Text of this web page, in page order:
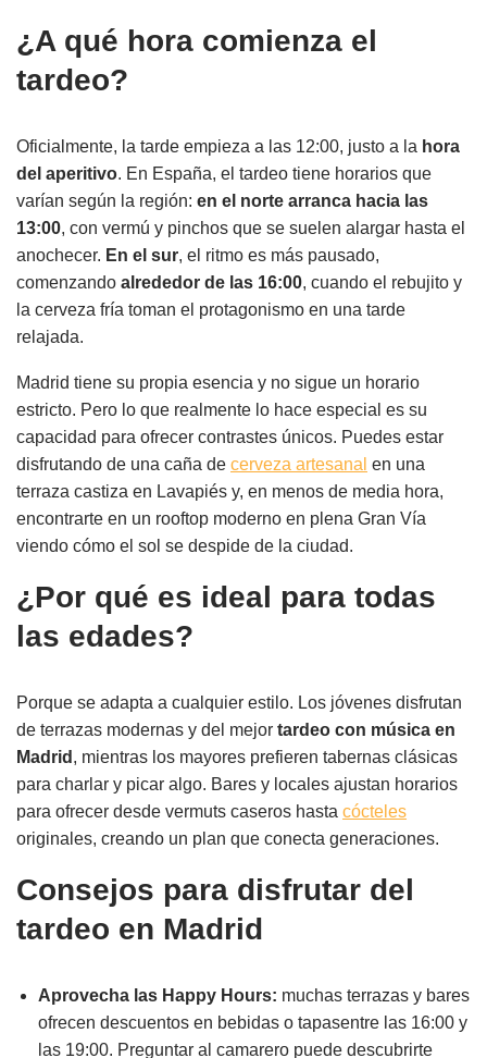
¿A qué hora comienza el
tardeo?
Oficialmente, la tarde empieza a las 12:00, justo a la hora
del aperitivo. En España, el tardeo tiene horarios que
varían según la región: en el norte arranca hacia las
13:00, con vermú y pinchos que se suelen alargar hasta el
anochecer. En el sur, el ritmo es más pausado,
comenzando alrededor de las 16:00, cuando el rebujito y
la cerveza fría toman el protagonismo en una tarde
relajada.
Madrid tiene su propia esencia y no sigue un horario
estricto. Pero lo que realmente lo hace especial es su
capacidad para ofrecer contrastes únicos. Puedes estar
disfrutando de una caña de cerveza artesanal en una
terraza castiza en Lavapiés y, en menos de media hora,
encontrarte en un rooftop moderno en plena Gran Vía
viendo cómo el sol se despide de la ciudad.
¿Por qué es ideal para todas
las edades?
Porque se adapta a cualquier estilo. Los jóvenes disfrutan
de terrazas modernas y del mejor tardeo con música en
Madrid , mientras los mayores prefieren tabernas clásicas
para charlar y picar algo. Bares y locales ajustan horarios
para ofrecer desde vermuts caseros hasta cócteles
originales, creando un plan que conecta generaciones.
Consejos para disfrutar del
tardeo en Madrid
Aprovecha las Happy Hours: muchas terrazas y bares
ofrecen descuentos en bebidas o tapasentre las 16:00 y
las 19:00. Preguntar al camarero puede descubrirte